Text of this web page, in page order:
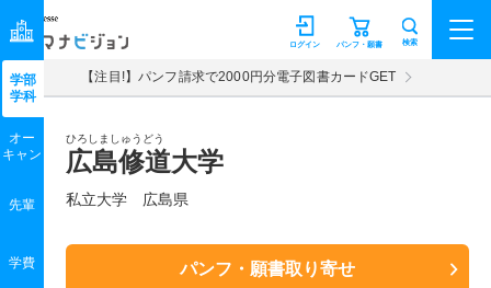
マナビジョン パンフ・願書
ログイン 検索
【注目!】パンフ請求で2000円分電子図書カードGET
ひろしましゅうどう
広島修道大学
私立大学 広島県
パンフ・願書取り寄せ
学部
学科
オー
キャン
先輩
学費